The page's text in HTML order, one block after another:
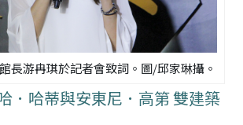
長游冉琪於記者會致詞。圖/邱家琳攝。
．哈蒂與安東尼．高第 雙建築